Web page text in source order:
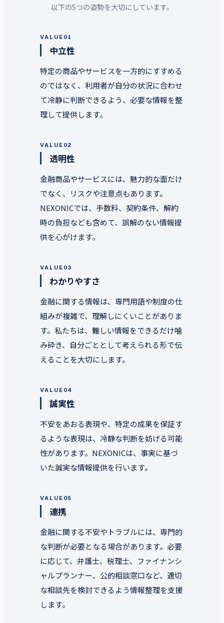
以下の5つの姿勢を大切にしています。
VALUE 01
中立性
特定の商品やサービスを一方的にすすめる
のではなく、利用者が自分の状況に合わせ
て冷静に判断できるよう、必要な情報を整
理して提供します。
VALUE 02
透明性
金融商品やサービスには、魅力的な面だけ
でなく、リスクや注意点もあります。
NEXONICでは、手数料、契約条件、解約
時の負担なども含めて、誤解のない情報提
供を心がけます。
VALUE 03
わかりやすさ
金融に関する情報は、専門用語や制度の仕
組みが複雑で、理解しにくいことがありま
す。私たちは、難しい情報をできるだけ噛
み砕き、自分ごととして考えられる形で伝
えることを大切にします。
VALUE 04
誠実性
不安をあおる表現や、特定の成果を保証す
るような表現は、冷静な判断を妨げる可能
性があります。NEXONICは、事実に基づ
いた誠実な情報提供を行います。
VALUE 05
連携
金融に関する不安やトラブルには、専門的
な判断が必要となる場合があります。必要
に応じて、弁護士、税理士、ファイナンシ
ャルプランナー、公的相談窓口など、適切
な相談先を検討できるよう情報整理を支援
します。